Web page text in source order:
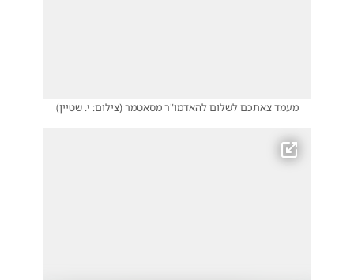
מעמד צאתכם לשלום להאדמו"ר מסאטמר(צילום: י. שטיין)